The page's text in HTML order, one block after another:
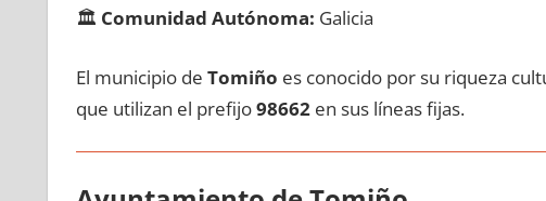
🏛️ Comunidad Autónoma: Galicia
El municipio dе Tomiño es conocido pοr su riqueza
quе utilizan el prefijo98662en sus líneas fijas.